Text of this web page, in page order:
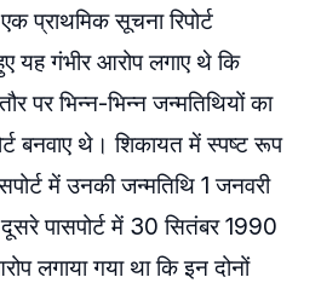
प्राथमिक सूचना रिपोर्ट
यह गंभीर आरोप लगाए थे कि
पर भिन्न-भिन्न जन्मतिथियों का
बनवाए थे। शिकायत में स्पष्ट रूप
में उनकी जन्मतिथि 1 जनवरी
पासपोर्ट में 30 सितंबर 1990
लगाया गया था कि इन दोनों